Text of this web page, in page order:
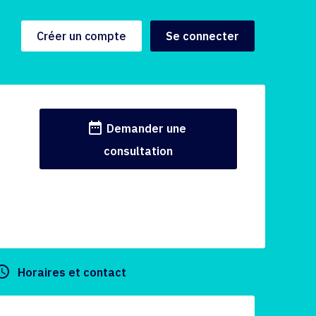
Créer un compte Se connecter
date_range Demander une
consultation
Horaires et contact